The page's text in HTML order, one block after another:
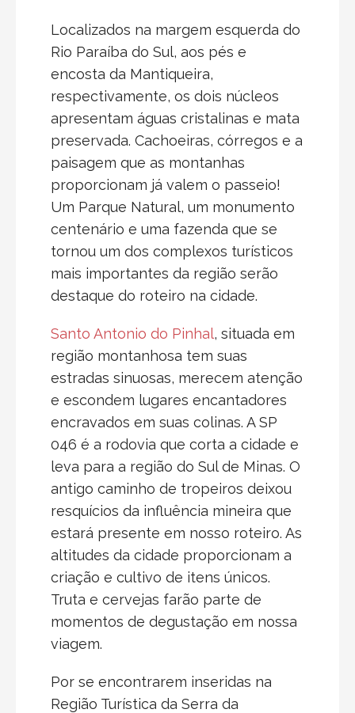
Localizados na margem esquerda do
Rio Paraíba do Sul, aos pés e
encosta da Mantiqueira,
respectivamente, os dois núcleos
apresentam águas cristalinas e mata
preservada. Cachoeiras, córregos e a
paisagem que as montanhas
proporcionam já valem o passeio!
Um Parque Natural, um monumento
centenário e uma fazenda que se
tornou um dos complexos turísticos
mais importantes da região serão
destaque do roteiro na cidade.
Santo Antonio do Pinhal, situada em
região montanhosa tem suas
estradas sinuosas, merecem atenção
e escondem lugares encantadores
encravados em suas colinas. A SP
046 é a rodovia que corta a cidade e
leva para a região do Sul de Minas. O
antigo caminho de tropeiros deixou
resquícios da influência mineira que
estará presente em nosso roteiro. As
altitudes da cidade proporcionam a
criação e cultivo de itens únicos.
Truta e cervejas farão parte de
momentos de degustação em nossa
viagem.
Por se encontrarem inseridas na
Região Turística da Serra da